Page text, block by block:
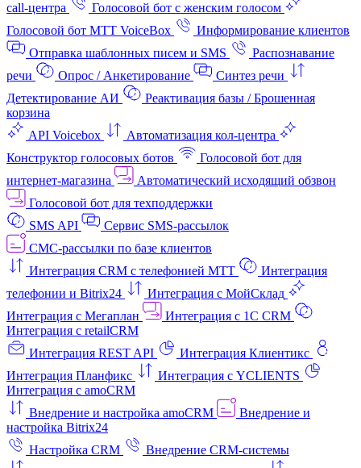
call-центра
Голосовой бот с женским голосом
Голосовой бот МТТ VoiceBox
Информирование клиентов
Отправка шаблонных писем и SMS
Распознавание
речи
Опрос / Анкетирование
Синтез речи
Детектирование АИ
Реактивация базы / Брошенная
корзина
API Voicebox
Автоматизация кол‑центра
Конструктор голосовых ботов
Голосовой бот для
интернет‑магазина
Автоматический исходящий обзвон
Голосовой бот для техподдержки
SMS API
Сервис SMS-рассылок
СМС-рассылки по базе клиентов
Интеграция CRM с телефонией МТТ
Интеграция
телефонии и Bitrix24
Интеграция с МойСклад
Интеграция с Мегаплан
Интеграция с 1C CRM
Интеграция с retailCRM
Интеграция REST API
Интеграция Клиентикс
Интеграция Планфикс
Интеграция с YCLIENTS
Интеграция с amoCRM
Внедрение и настройка amoCRM
Внедрение и
настройка Bitrix24
Настройка CRM
Внедрение CRM-системы